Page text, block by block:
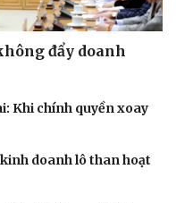
đẩy doanh
Khi chính quyền xoay
doanh lô than hoạt